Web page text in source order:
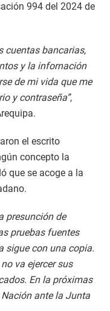
994 del 2024 de
cuentas bancarias,
y la infornación
de mi vida que me
y contraseña”,
el escrito
concepto la
que se acoge a la
presunción de
pruebas fuentes
sigue con una copia.
va ejercer sus
En la próximas
ante la Junta